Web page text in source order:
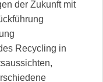
der Zukunft mit
Recycling in